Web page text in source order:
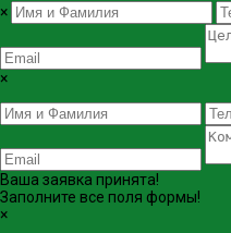
×
×
Ваша заявка принята!
Заполните все поля формы!
×